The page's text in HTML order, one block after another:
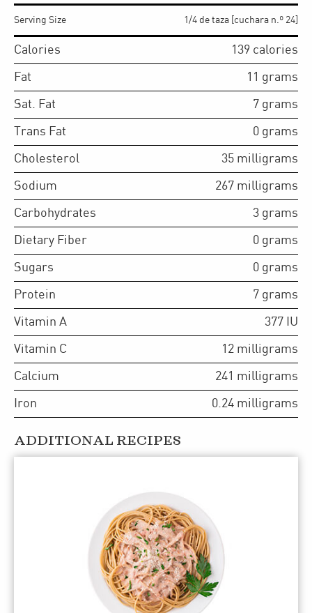
Serving Size 1/4 de taza [cuchara n.º 24]
Calories 139 calories
Fat 11 grams
Sat. Fat 7 grams
Trans Fat 0 grams
Cholesterol 35 milligrams
Sodium 267 milligrams
Carbohydrates 3 grams
Dietary Fiber 0 grams
Sugars 0 grams
Protein 7 grams
Vitamin A 377 IU
Vitamin C 12 milligrams
Calcium 241 milligrams
Iron 0.24 milligrams
ADDITIONAL RECIPES